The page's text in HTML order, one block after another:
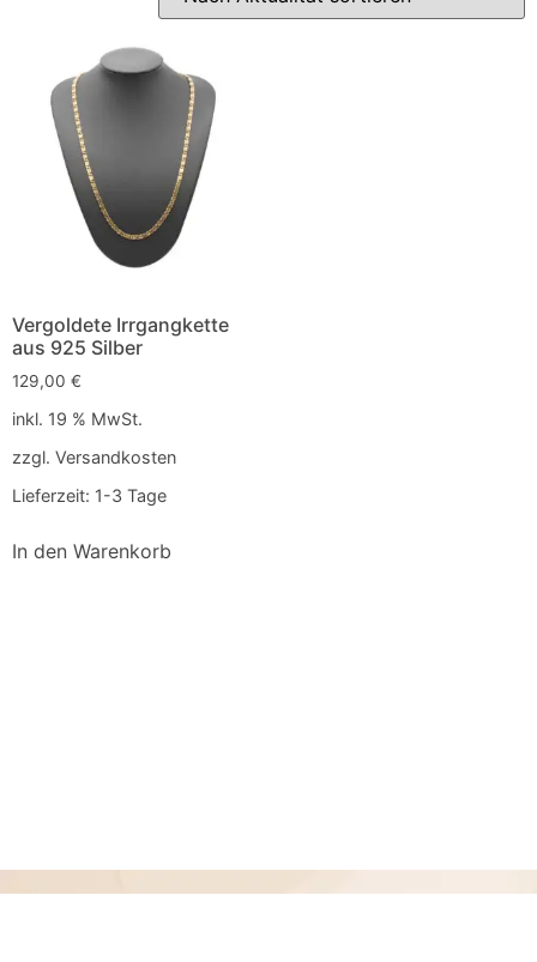
Vergoldete Irrgangkette
aus 925 Silber
129,00 €
inkl. 19 % MwSt.
zzgl. Versandkosten
Lieferzeit: 1-3 Tage
In den Warenkorb